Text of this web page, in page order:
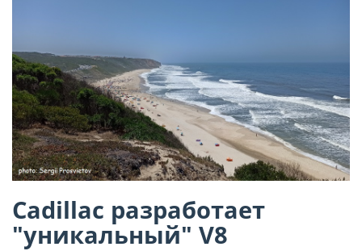
Cadillac разработает
"уникальный" V8